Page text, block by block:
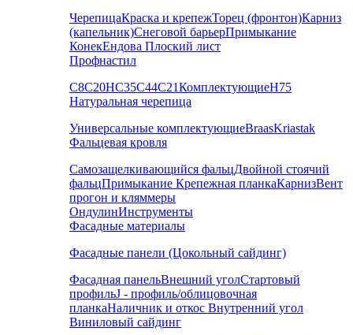
ЧерепицаКраска и крепежТорец (фронтон)Карниз
(капельник)Снеговой барьерПримыкание
КонекЕндова Плоский лист
Профнастил
С8С20НС35С44С21КомплектующиеН75
Натуральная черепица
Универсальные комплектующиеBraasKriastak
Фальцевая кровля
Самозащелкивающийся фальцДвойной стоячий
фальцПримыкание Крепежная планкаКарнизВент
прогон и кляммеры
ОндулинИнструменты
Фасадные материалы
Фасадные панели (Цокольный сайдинг)
Фасадная панельВнешний уголСтартовый
профильJ - профиль/облицовочная
планкаНаличник и откос Внутренний угол
Виниловый сайдинг